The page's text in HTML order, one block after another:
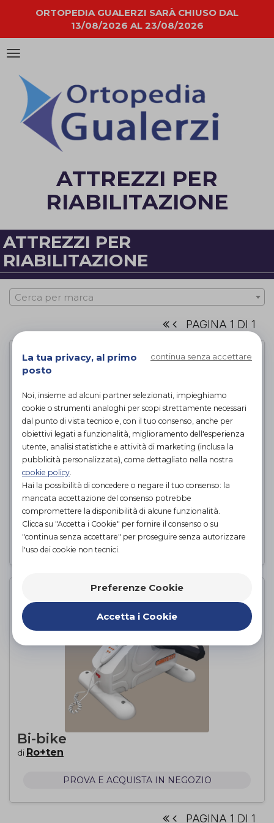
ORTOPEDIA GUALERZI SARÀ CHIUSO DAL
13/08/2026 AL 23/08/2026
Attiva/disattiva
navigazione
ATTREZZI PER
RIABILITAZIONE
ATTREZZI PER
RIABILITAZIONE
Cerca per marca
PAGINA 1 DI 1
Pedaliera pieghevole
diIntermed
PROVA E ACQUISTA IN NEGOZIO
Bi-bike
di Ro+ten
PROVA E ACQUISTA IN NEGOZIO
PAGINA 1 DI 1
La tua privacy, al primo
posto
continua senza accettare
Noi, insieme ad alcuni partner selezionati, impieghiamo
cookie o strumenti analoghi per scopi strettamente necessari
dal punto di vista tecnico e, con il tuo consenso, anche per
obiettivi legati a funzionalità, miglioramento dell'esperienza
utente, analisi statistiche e attività di marketing (inclusa la
pubblicità personalizzata), come dettagliato nella nostra
cookie policy
Hai la possibilità di concedere o negare il tuo consenso: la
mancata accettazione del consenso potrebbe
compromettere la disponibilità di alcune funzionalità.
Clicca su "Accetta i Cookie" per fornire il consenso o su
"continua senza accettare" per proseguire senza autorizzare
l'uso dei cookie non tecnici.
Preferenze Cookie
Accetta i Cookie